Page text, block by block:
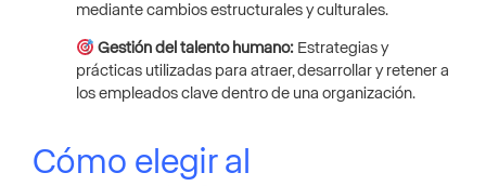
mediante cambios estructurales y culturales.
Gestión del talento humano: Estrategias y
prácticas utilizadas para atraer, desarrollar y retener a
los empleados clave dentro de una organización.
Cómo elegir al